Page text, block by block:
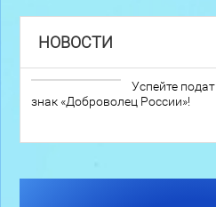
НОВОСТИ
Успейте
знак «Доброволец России»!